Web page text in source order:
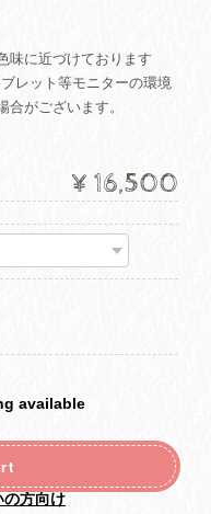
味に近づけております
レット等モニターの環境
がございます。
¥16,500
available
の方向け